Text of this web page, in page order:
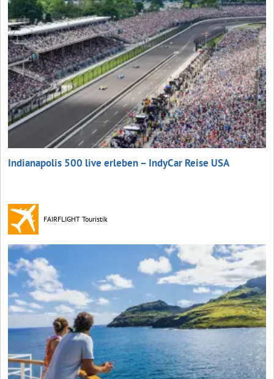
Indianapolis 500 live erleben – IndyCar Reise USA
FAIRFLIGHT Touristik